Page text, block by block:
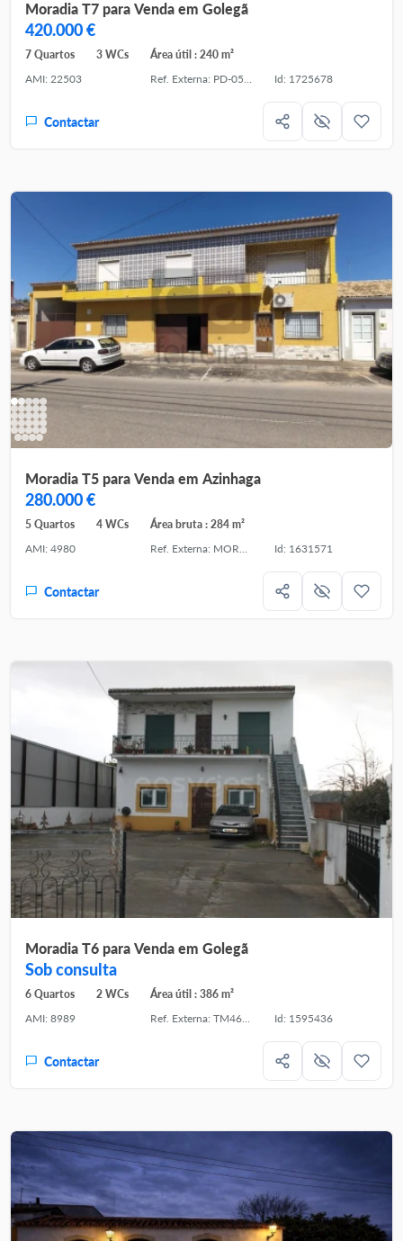
Moradia T7 para Venda em Golegã
420.000 €
7 Quartos 3 WCs
Área útil : 240 m²
AMI: 22503
Ref. Externa: PD-053496 Id: 1725678
Contactar
Moradia T5 para Venda em Azinhaga
280.000 €
5 Quartos 4 WCs
Área bruta : 284 m²
AMI: 4980
Ref. Externa: MOR4410 Id: 1631571
Contactar
Moradia T6 para Venda em Golegã
Sob consulta
6 Quartos 2 WCs
Área útil : 386 m²
AMI: 8989
Ref. Externa: TM46013 Id: 1595436
Contactar